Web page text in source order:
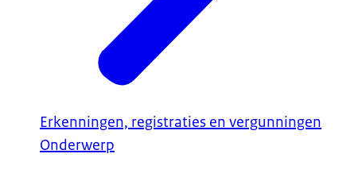
Erkenningen, registraties en vergunningen
Onderwerp